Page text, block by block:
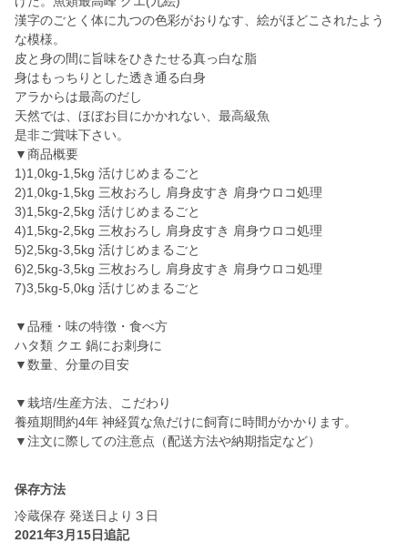
漢字のごとく体に九つの色彩がおりなす、絵がほどこされたよう
な模様。
皮と身の間に旨味をひきたせる真っ白な脂
身はもっちりとした透き通る白身
アラからは最高のだし
天然では、ほぼお目にかかれない、最高級魚
是非ご賞味下さい。
▼商品概要
1)1,0kg-1,5kg 活けじめまるごと
2)1,0kg-1,5kg 三枚おろし 肩身皮すき 肩身ウロコ処理
3)1,5kg-2,5kg 活けじめまるごと
4)1,5kg-2,5kg 三枚おろし 肩身皮すき 肩身ウロコ処理
5)2,5kg-3,5kg 活けじめまるごと
6)2,5kg-3,5kg 三枚おろし 肩身皮すき 肩身ウロコ処理
7)3,5kg-5,0kg 活けじめまるごと
▼品種・味の特徴・食べ方
ハタ類 クエ 鍋にお刺身に
▼数量、分量の目安
▼栽培/生産方法、こだわり
養殖期間約4年 神経質な魚だけに飼育に時間がかかります。
保存方法
冷蔵保存 発送日より３日
2021年3月15日追記